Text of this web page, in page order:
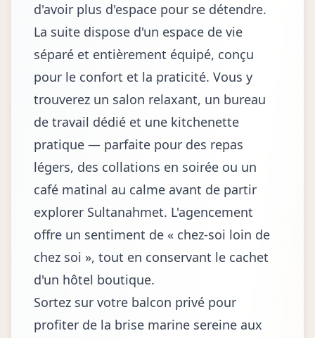
d'avoir plus d'espace pour se détendre.
La suite dispose d'un espace de vie
séparé et entièrement équipé, conçu
pour le confort et la praticité. Vous y
trouverez un salon relaxant, un bureau
de travail dédié et une kitchenette
pratique — parfaite pour des repas
légers, des collations en soirée ou un
café matinal au calme avant de partir
explorer Sultanahmet. L'agencement
offre un sentiment de « chez-soi loin de
chez soi », tout en conservant le cachet
d'un hôtel boutique.
Sortez sur votre balcon privé pour
profiter de la brise marine sereine aux